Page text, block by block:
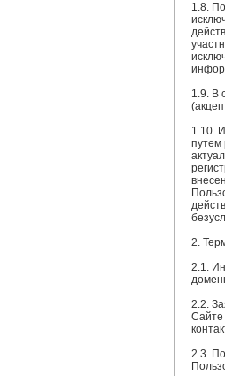
1.8.
1.9. В
1.10.
путем
2.
2.1.
2.2.
Сайте
2.3.